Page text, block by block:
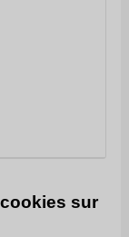
sur